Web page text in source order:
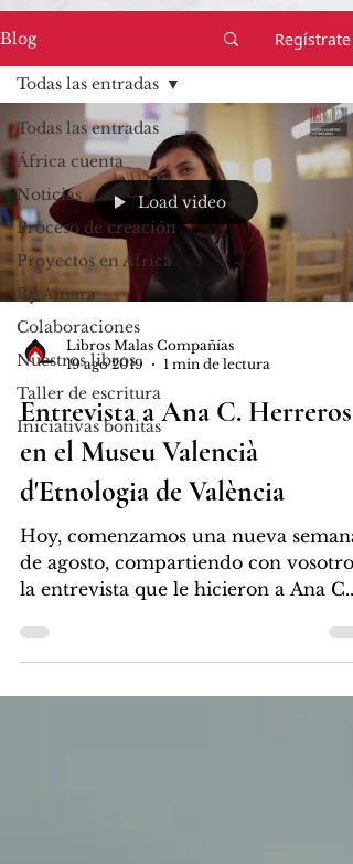
Blog Regístrate
Todas las entradas
África cuenta
Noticias
Proceso de creación
Proyectos en África
By Ainara
Colaboraciones
Nuestros libros
Taller de escritura
Iniciativas bonitas
Todas las entradas
Load video
Libros Malas Compañías
19 ago 2019
1 min de lectura
Entrevista a Ana C. Herreros,
en el Museu Valencià
d'Etnologia de València
Hoy, comenzamos una nueva semana
de agosto, compartiendo con vosotros
la entrevista que le hicieron a Ana C.